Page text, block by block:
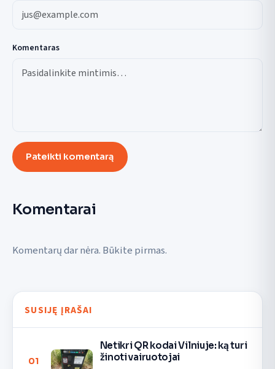
Komentaras
Pateikti komentarą
Komentarai
Komentarų dar nėra. Būkite pirmas.
SUSIJĘ ĮRAŠAI
01
Netikri QR kodai Vilniuje: ką turi
žinoti vairuotojai